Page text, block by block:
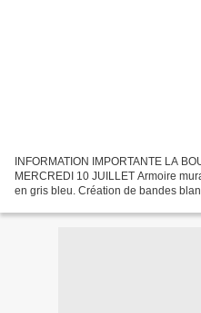
INFORMATION IMPORTANTE LA
MERCREDI 10 JUILLET Armoire
en gris bleu. Création de bandes